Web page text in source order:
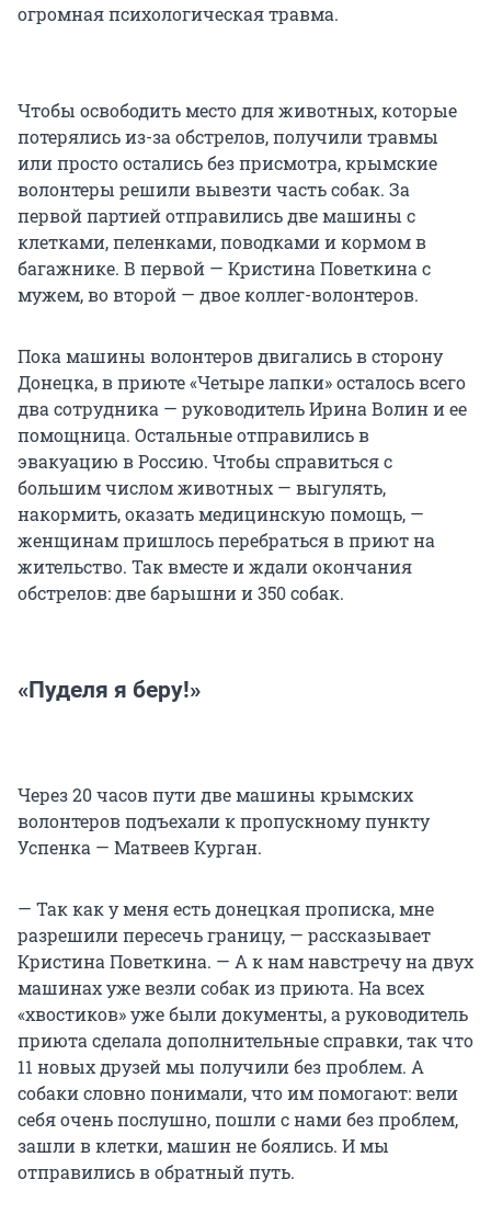
огромная психологическая травма.
Чтобы освободить место для животных, которые
потерялись из-за обстрелов, получили травмы
или просто остались без присмотра, крымские
волонтеры решили вывезти часть собак. За
первой партией отправились две машины с
клетками, пеленками, поводками и кормом в
багажнике. В первой — Кристина Поветкина с
мужем, во второй — двое коллег-волонтеров.
Пока машины волонтеров двигались в сторону
Донецка, в приюте «Четыре лапки» осталось всего
два сотрудника — руководитель Ирина Волин и ее
помощница. Остальные отправились в
эвакуацию в Россию. Чтобы справиться с
большим числом животных — выгулять,
накормить, оказать медицинскую помощь, —
женщинам пришлось перебраться в приют на
жительство. Так вместе и ждали окончания
обстрелов: две барышни и 350 собак.
«Пуделя я беру!»
Через 20 часов пути две машины крымских
волонтеров подъехали к пропускному пункту
Успенка — Матвеев Курган.
— Так как у меня есть донецкая прописка, мне
разрешили пересечь границу, — рассказывает
Кристина Поветкина. — А к нам навстречу на двух
машинах уже везли собак из приюта. На всех
«хвостиков» уже были документы, а руководитель
приюта сделала дополнительные справки, так что
11 новых друзей мы получили без проблем. А
собаки словно понимали, что им помогают: вели
себя очень послушно, пошли с нами без проблем,
зашли в клетки, машин не боялись. И мы
отправились в обратный путь.